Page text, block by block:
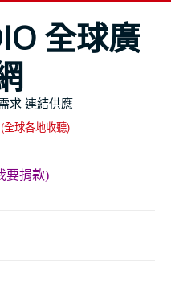
全球廣
求 連結供應
(全球各地收聽)
要捐款)